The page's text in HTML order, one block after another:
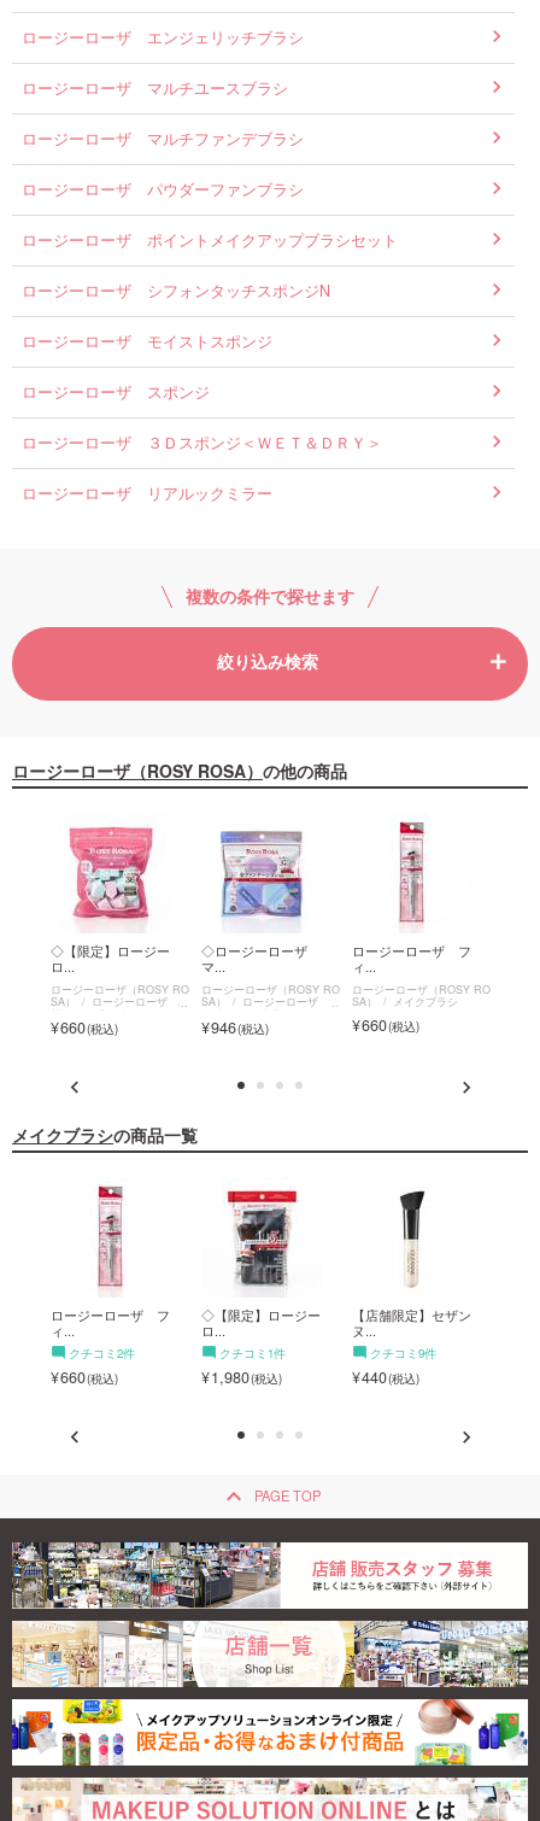
ロージーローザ エンジェリッチブラシ
ロージーローザ マルチユースブラシ
ロージーローザ マルチファンデブラシ
ロージーローザ パウダーファンブラシ
ロージーローザ ポイントメイクアップブラシセット
ロージーローザ シフォンタッチスポンジN
ロージーローザ モイストスポンジ
ロージーローザ スポンジ
ロージーローザ ３Ｄスポンジ＜ＷＥＴ＆ＤＲＹ＞
ロージーローザ リアルックミラー
複数の条件で探せます
絞り込み検索
ロージーローザ（ROSY ROSA） の他の商品
◇【限定】ロージー
ロ...
ロージーローザ（ROSY RO
SA） ロージーローザ バ
リュースポンジ
660
◇ロージーローザ
マ...
ロージーローザ（ROSY RO
SA） ロージーローザ マ
ルチファンデパフ
946
ロージーローザ フ
ィ...
ロージーローザ（ROSY RO
SA） メイクブラシ
660
メイクブラシの商品一覧
ロージーローザ フ
ィ...
クチコミ2件
660
◇【限定】ロージー
ロ...
クチコミ1件
1,980
【店舗限定】セザン
ヌ...
クチコミ9件
440
keyboard_arrow_up PAGE TOP